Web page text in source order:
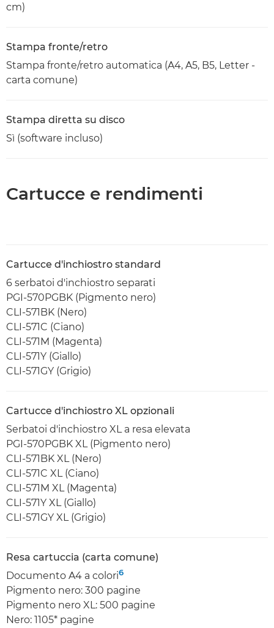
cm)
Stampa fronte/retro
Stampa fronte/retro automatica (A4, A5, B5, Letter -
carta comune)
Stampa diretta su disco
Sì (software incluso)
Cartucce e rendimenti
Cartucce d'inchiostro standard
6 serbatoi d'inchiostro separati
PGI-570PGBK (Pigmento nero)
CLI-571BK (Nero)
CLI-571C (Ciano)
CLI-571M (Magenta)
CLI-571Y (Giallo)
CLI-571GY (Grigio)
Cartucce d'inchiostro XL opzionali
Serbatoi d'inchiostro XL a resa elevata
PGI-570PGBK XL (Pigmento nero)
CLI-571BK XL (Nero)
CLI-571C XL (Ciano)
CLI-571M XL (Magenta)
CLI-571Y XL (Giallo)
CLI-571GY XL (Grigio)
Resa cartuccia (carta comune)
Documento A4 a colori6
Pigmento nero: 300 pagine
Pigmento nero XL: 500 pagine
Nero: 1105* pagine